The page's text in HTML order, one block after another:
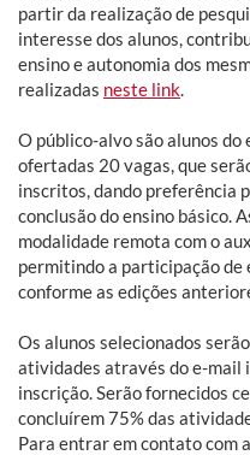
partir da realização de
interesse dos alunos,
ensino e autonomia dos
realizadas neste link.
O público-alvo são alunos
ofertadas 20 vagas, que
inscritos, dando preferência
conclusão do ensino básico.
modalidade remota com o
permitindo a participação de
conforme as edições
Os alunos selecionados
atividades através do e-mail
inscrição. Serão fornecidos
concluírem 75% das
Para entrar em contato com